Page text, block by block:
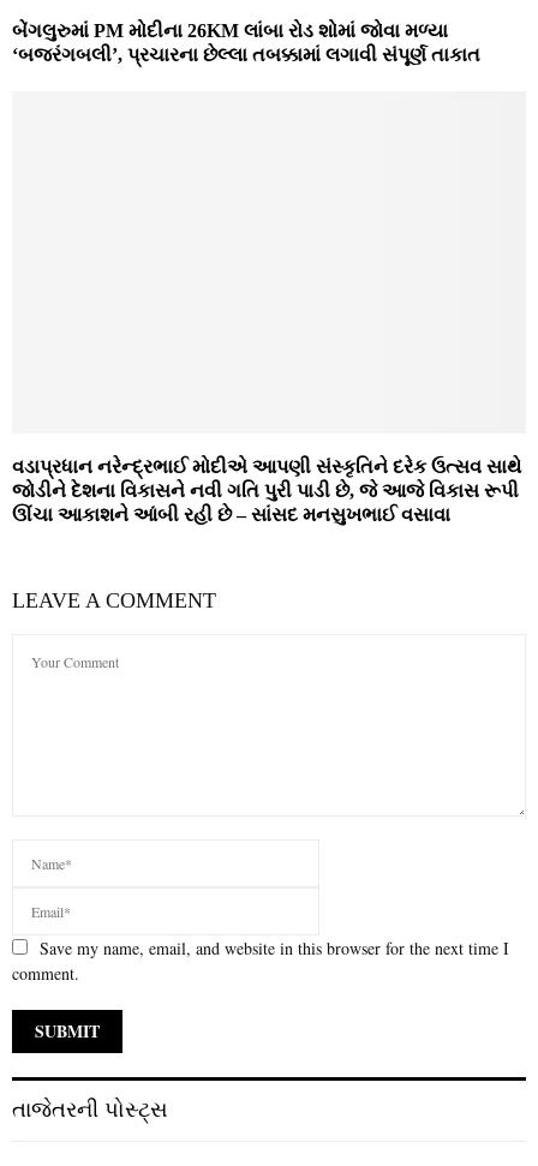
બેંગલુરુમાં PM મોદીના 26KM લાંબા રોડ શોમાં જોવા મળ્યા
‘બજરંગબલી’, પ્રચારના છેલ્લા તબક્કામાં લગાવી સંપૂર્ણ તાકાત
વડાપ્રધાન નરેન્દ્રભાઈ મોદીએ આપણી સંસ્કૃતિને દરેક ઉત્સવ સાથે
જોડીને દેશના વિકાસને નવી ગતિ પુરી પાડી છે, જે આજે વિકાસ રૂપી
ઊંચા આકાશને આંબી રહી છે – સાંસદ મનસુખભાઈ વસાવા
LEAVE A COMMENT
Save my name, email, and website in this browser for the next time I
comment.
તાજેતરની પોસ્ટ્સ